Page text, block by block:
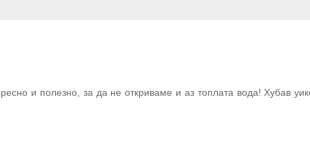
и полезно, за да не откриваме и аз топлата вода! Хубав